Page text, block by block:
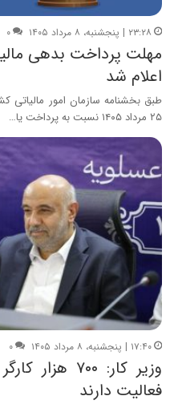
۲۳:۲۸ | پنجشنبه، ۸ مرداد ۱۴۰۵ ۰
اعلام شد
طبق بخشنامه سازمان امور مالیاتی
۲۵ مرداد ۱۴۰۵ نسبت به پرداخت یا…
۱۷:۴۰ | پنجشنبه، ۸ مرداد ۱۴۰۵ ۰
وزیر کار:
فعالیت دارند